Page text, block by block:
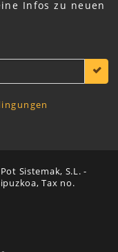
Infos zu neuen
Sistemak, S.L. -
Tax no.